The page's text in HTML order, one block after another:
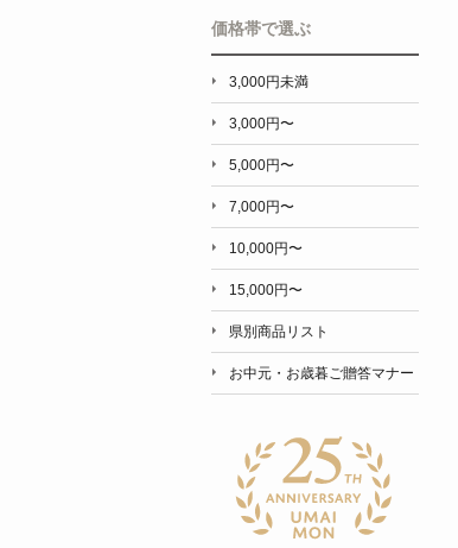
価格帯で選ぶ
3,000円未満
3,000円〜
5,000円〜
7,000円〜
10,000円〜
15,000円〜
県別商品リスト
お中元・お歳暮ご贈答マナー